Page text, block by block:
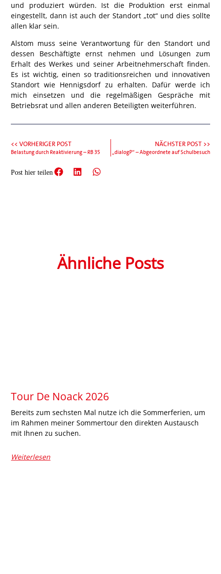
und produziert würden. Ist die Produktion erst einmal
eingestellt, dann ist auch der Standort „tot“ und dies sollte
allen klar sein.
Alstom muss seine Verantwortung für den Standort und
dessen Beschäftigte ernst nehmen und Lösungen zum
Erhalt des Werkes und seiner Arbeitnehmerschaft finden.
Es ist wichtig, einen so traditionsreichen und innovativen
Standort wie Hennigsdorf zu erhalten. Dafür werde ich
mich einsetzen und die regelmäßigen Gespräche mit
Betriebsrat und allen anderen Beteiligten weiterführen.
<< VORHERIGER POST
Belastung durch Reaktivierung – RB 35
NÄCHSTER POST >>
„dialogP“ – Abgeordnete auf Schulbesuch
Post hier teilen
Ähnliche Posts
Tour De Noack 2026
Bereits zum sechsten Mal nutze ich die Sommerferien, um
im Rahmen meiner Sommertour den direkten Austausch
mit Ihnen zu suchen.
Weiterlesen